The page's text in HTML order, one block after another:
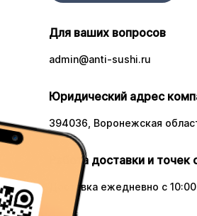
Для ваших вопросов
admin@anti-sushi.ru
Юридический адрес
394036, Воронежская
Работа доставки и
Доставка ежедневно с